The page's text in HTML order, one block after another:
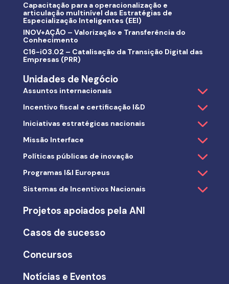
Capacitação para a operacionalização e
articulação multinível das Estratégias de
Especialização Inteligentes (EEI)
INOV+AÇÃO – Valorização e Transferência do
Conhecimento
C16-i03.02 – Catalisação da Transição Digital das
Empresas (PRR)
Unidades de Negócio
Assuntos internacionais
Incentivo fiscal e certificação I&D
Iniciativas estratégicas nacionais
Missão Interface
Políticas públicas de inovação
Programas I&I Europeus
Sistemas de Incentivos Nacionais
Projetos apoiados pela ANI
Casos de sucesso
Concursos
Notícias e Eventos